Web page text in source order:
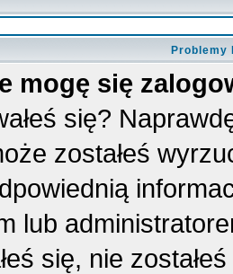
Problemy
mogę się
się?
zostałeś
lub
się, nie